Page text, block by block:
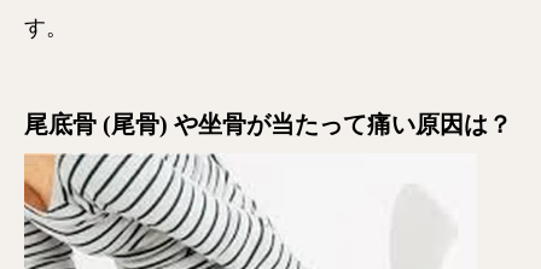
す。
尾底骨 (尾骨) や坐骨が当たって痛い原因は？